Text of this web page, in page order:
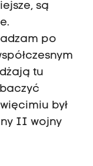
są
po
tu
był
II wojny